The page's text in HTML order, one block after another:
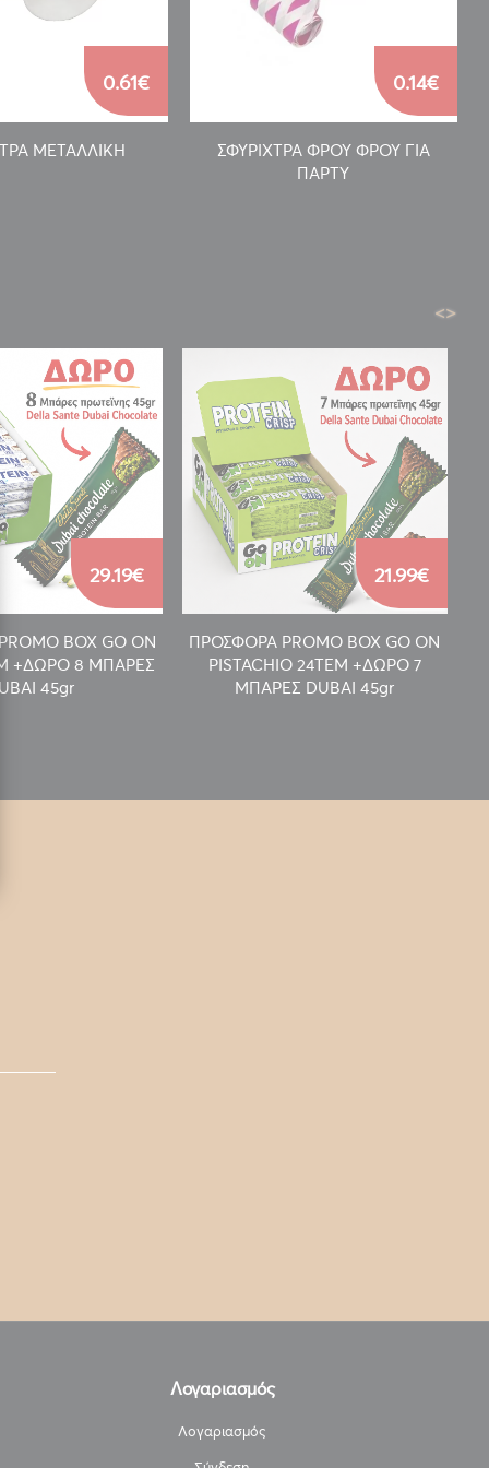
ΜΕΤΑΛΛΙΚΗ
0.61€
ΣΦΥΡΙΧΤΡΑ ΦΡΟΥ ΦΡΟΥ ΓΙΑ
ΠΑΡΤΥ
0.14€
BOX GO ON
+ΔΩΡΟ 8 ΜΠΑΡΕΣ
45gr
29.19€
ΠΡΟΣΦΟΡΑ PROMO BOX GO ON
PISTACHIO 24TEM +ΔΩΡΟ 7
ΜΠΑΡΕΣ DUBAI 45gr
21.99€
<>
Λογαριασμός
Λογαριασμός